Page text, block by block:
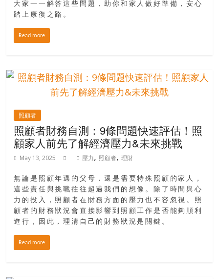
大家一一解答這些問題，助你和家人做好準備，安心
踏上康復之路。
Read more
照顧者
照顧者財務自測：9條問題快速評估！照
顧家人前先了解經濟壓力&未來挑戰
May 13, 2025 壓力, 照顧者,理財
無論是照顧年邁的父母，還是需要特殊照顧的家人，
這些責任與挑戰往往超過我們的想像。除了時間與心
力的投入，照顧者在財務方面的壓力也不容忽視。照
顧者的財務狀況會直接影響到照顧工作是否能夠順利
進行，因此，理清自己的財務狀況是關鍵。
Read more